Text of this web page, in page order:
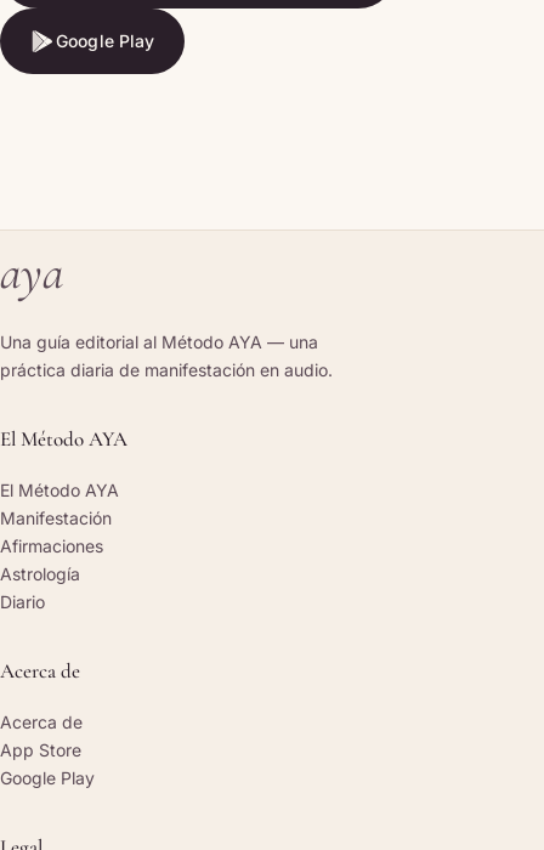
Google Play
Google Play
aya
Una guía editorial al Método AYA — una
práctica diaria de manifestación en audio.
El Método AYA
El Método AYA
Manifestación
Afirmaciones
Astrología
Diario
Acerca de
Acerca de
App Store
Google Play